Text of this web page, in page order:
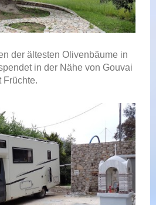
der ältesten Olivenbäume in
in der Nähe von Gouvai
Früchte.